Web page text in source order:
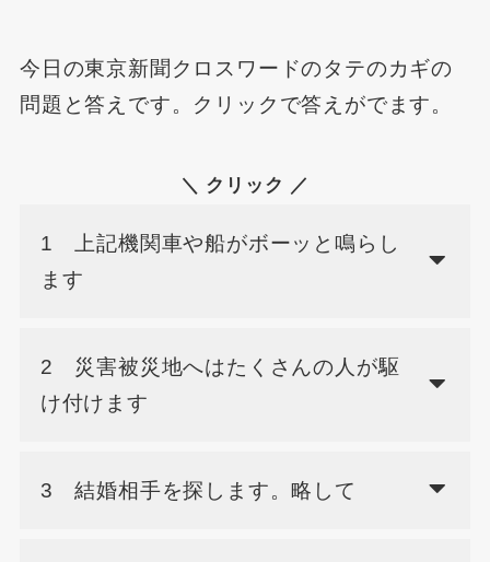
今日の東京新聞クロスワードのタテのカギの
問題と答えです。クリックで答えがでます。
＼ クリック ／
1 上記機関車や船がボーッと鳴らし
ます
2 災害被災地へはたくさんの人が駆
け付けます
3 結婚相手を探します。略して